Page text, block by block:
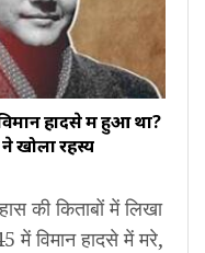
हादसे में हुआ था?
खोला रहस्य
की किताबों में लिखा
में विमान हादसे में मरे,